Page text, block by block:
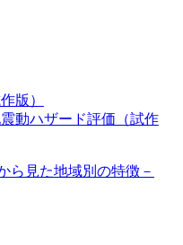
版）
動ハザード評価（試作
ら見た地域別の特徴－